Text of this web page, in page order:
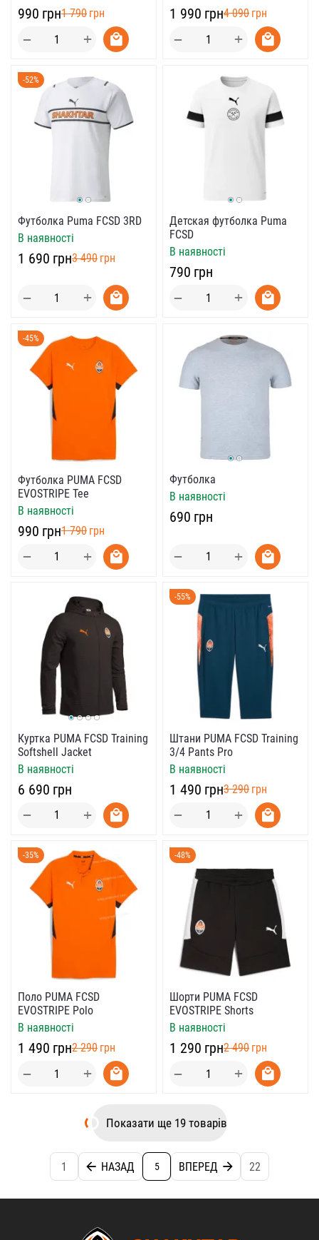
‍990‍ грн‍1 790‍ грн
+
−
‍1 990‍ грн‍4 090‍ грн
+
−
-52%
Футболка Puma FCSD 3RD
В наявності
‍1 690‍ грн‍3 490‍ грн
+
−
Детская футболка Puma
FCSD
В наявності
‍790‍ грн
+
−
-45%
Футболка PUMA FCSD
EVOSTRIPE Tee
В наявності
‍990‍ грн‍1 790‍ грн
+
−
Футболка
В наявності
‍690‍ грн
+
−
Куртка PUMA FCSD Training
Softshell Jacket
В наявності
‍6 690‍ грн
+
−
-55%
Штани PUMA FCSD Training
3/4 Pants Pro
В наявності
‍1 490‍ грн‍3 290‍ грн
+
−
-35%
Поло PUMA FCSD
EVOSTRIPE Polo
В наявності
‍1 490‍ грн‍2 290‍ грн
+
−
-48%
Шорти PUMA FCSD
EVOSTRIPE Shorts
В наявності
‍1 290‍ грн‍2 490‍ грн
+
−
Показати ще 19 товарів
1 НАЗАД 5 ВПЕРЕД 22